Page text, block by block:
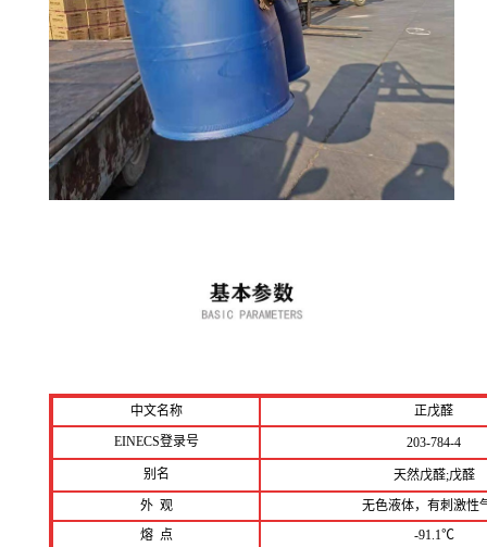
中文名称
正戊醛
EINECS登录号
203-784-4
别名
天然戊醛;戊醛
外 观
无色液体，有刺激性
熔 点
-91.1℃